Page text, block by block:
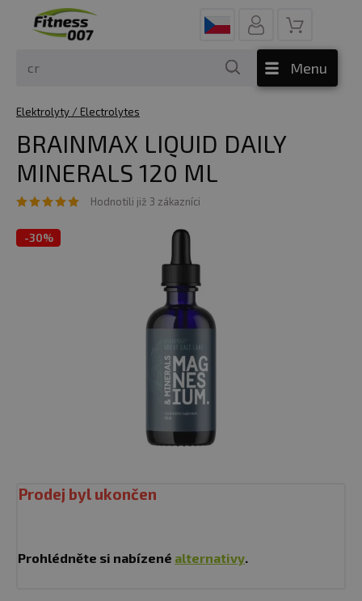
Menu
Elektrolyty / Electrolytes
BRAINMAX LIQUID DAILY
MINERALS 120 ML
Hodnotili již 3 zákazníci
-30%
Prodej byl ukončen
Prohlédněte si nabízené alternativy.